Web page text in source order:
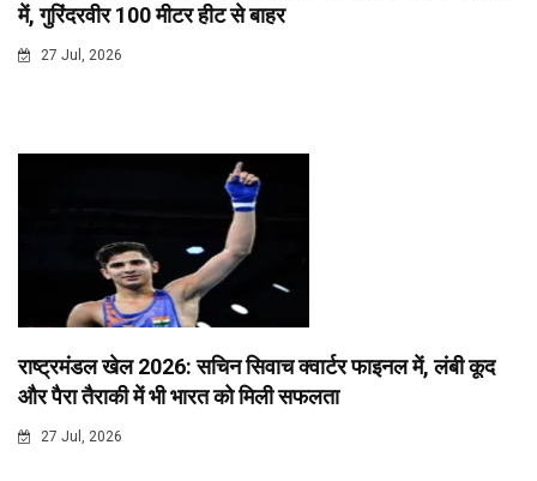
में, गुरिंदरवीर 100 मीटर हीट से बाहर
27 Jul, 2026
राष्ट्रमंडल खेल 2026: सचिन सिवाच क्वार्टर फाइनल में, लंबी कूद
और पैरा तैराकी में भी भारत को मिली सफलता
27 Jul, 2026